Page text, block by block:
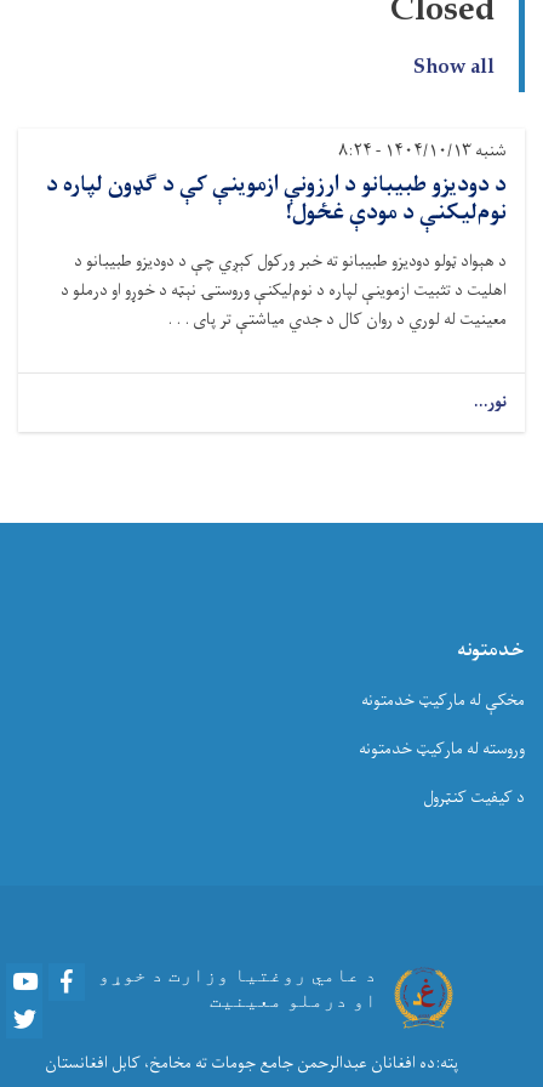
Show all
شنبه ۱۴۰۴/۱۰/۱۳ - ۸:۲۴
د دودیزو طبیبانو د ارزونې ازموینې کې د ګډون لپاره د
نوم‌لیکنې د مودې غځول!
د هېواد ټولو دودیزو طبیبانو ته خبر ورکول کېږي چې د دودیزو طبیبانو د
اهلیت د تثبیت ازموینې لپاره د نوم‌لیکنې وروستۍ نېټه د خوړو او درملو د
معینیت له لوري د روان کال د جدي میاشتې تر پای . . .
نور...
خدمتونه
مخکې له مارکیټ خدمتونه
وروسته له مارکیټ خدمتونه
د کیفیت کنټرول
د عامي روغتیا وزارت د خوړو
او درملو معینیت
Youtube Facebook
پته:ده افغانان عبدالرحمن جامع جومات ته مخامخ، کابل افغانستان